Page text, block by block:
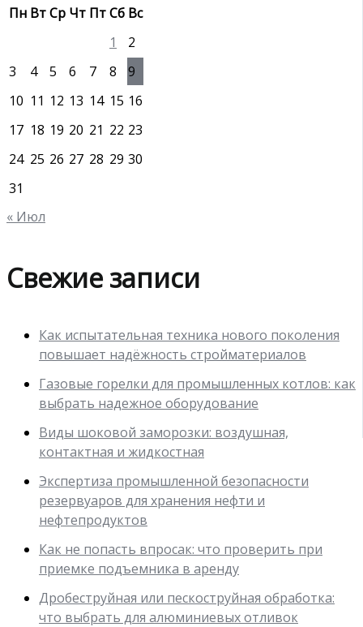
Пн ВтСр Чт ПтСб Вс
1
2
3
4 5 6 7 8
9
10 11 12 13 14 15 16
17 18 19 20 21 22 23
24 25 26 27 28 29 30
31
« Июл
Свежие записи
Как испытательная техника нового поколения
повышает надёжность стройматериалов
Газовые горелки для промышленных котлов: как
выбрать надежное оборудование
Виды шоковой заморозки: воздушная,
контактная и жидкостная
Экспертиза промышленной безопасности
резервуаров для хранения нефти и
нефтепродуктов
Как не попасть впросак: что проверить при
приемке подъемника в аренду
Дробеструйная или пескоструйная обработка:
что выбрать для алюминиевых отливок